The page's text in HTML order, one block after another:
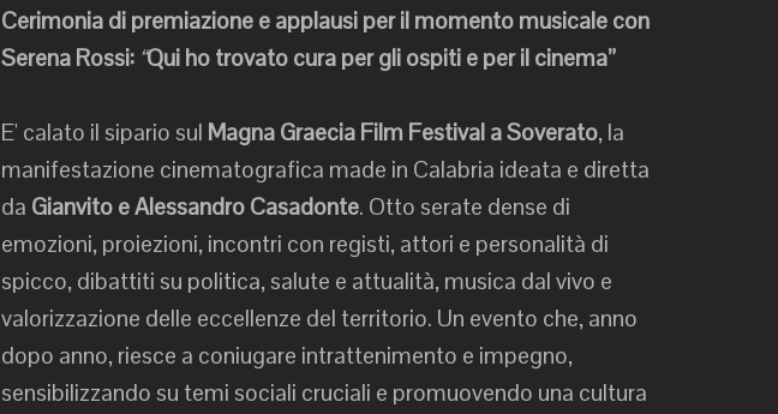
Cerimonia di premiazione e applausi per il momento musicale con
Serena Rossi: “Qui ho trovato cura per gli ospiti e per il cinema”
E' calato il sipario sul Magna Graecia Film Festival a Soverato, la
manifestazione cinematografica made in Calabria ideata e diretta
da Gianvito e Alessandro Casadonte. Otto serate dense di
emozioni, proiezioni, incontri con registi, attori e personalità di
spicco, dibattiti su politica, salute e attualità, musica dal vivo e
valorizzazione delle eccellenze del territorio. Un evento che, anno
dopo anno, riesce a coniugare intrattenimento e impegno,
sensibilizzando su temi sociali cruciali e promuovendo una cultura